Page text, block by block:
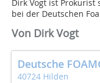
Dirk Vogt ist Prokurist
bei der Deutschen
Von Dirk Vogt
Deutsche
40724 Hilden